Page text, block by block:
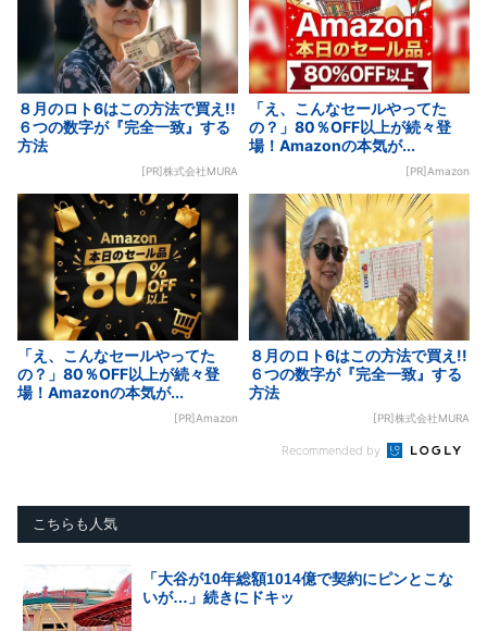
８月のロト6はこの方法で買え!!
６つの数字が『完全一致』する
方法
[PR]株式会社MURA
「え、こんなセールやってた
の？」80％OFF以上が続々登
場！Amazonの本気が...
[PR]Amazon
「え、こんなセールやってた
の？」80％OFF以上が続々登
場！Amazonの本気が...
[PR]Amazon
８月のロト6はこの方法で買え!!
６つの数字が『完全一致』する
方法
[PR]株式会社MURA
Recommended by
こちらも人気
「大谷が10年総額1014億で契約にピンとこな
いが…」続きにドキッ